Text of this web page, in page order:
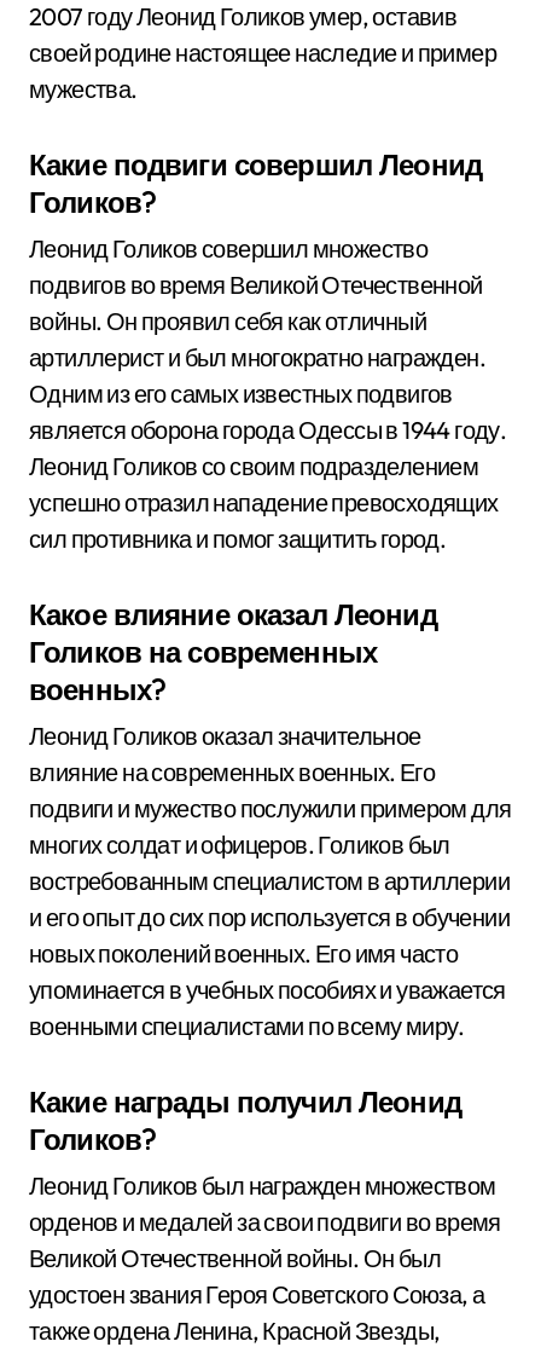
2007 году Леонид Голиков умер, оставив
своей родине настоящее наследие и пример
мужества.
Какие подвиги совершил Леонид
Голиков?
Леонид Голиков совершил множество
подвигов во время Великой Отечественной
войны. Он проявил себя как отличный
артиллерист и был многократно награжден.
Одним из его самых известных подвигов
является оборона города Одессы в 1944 году.
Леонид Голиков со своим подразделением
успешно отразил нападение превосходящих
сил противника и помог защитить город.
Какое влияние оказал Леонид
Голиков на современных
военных?
Леонид Голиков оказал значительное
влияние на современных военных. Его
подвиги и мужество послужили примером для
многих солдат и офицеров. Голиков был
востребованным специалистом в артиллерии
и его опыт до сих пор используется в обучении
новых поколений военных. Его имя часто
упоминается в учебных пособиях и уважается
военными специалистами по всему миру.
Какие награды получил Леонид
Голиков?
Леонид Голиков был награжден множеством
орденов и медалей за свои подвиги во время
Великой Отечественной войны. Он был
удостоен звания Героя Советского Союза, а
также ордена Ленина, Красной Звезды,